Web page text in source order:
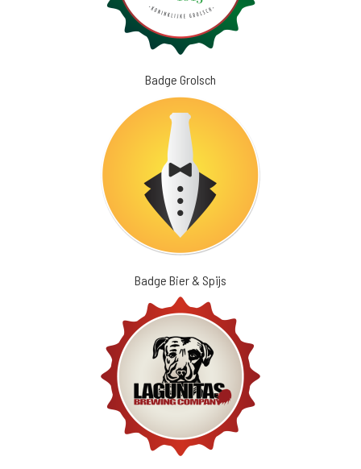
Badge Grolsch
Badge Bier & Spijs